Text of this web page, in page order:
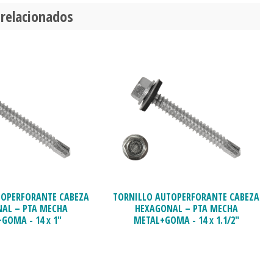
CABEZA
– PTA MECHA
- 14 x 1"
TORNILLO AUTOPERFORANTE CABEZA
HEXAGONAL – PTA MECHA
METAL+GOMA - 14 x 1.1/2"